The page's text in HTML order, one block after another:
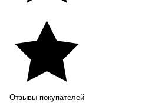
Отзывы покупателей